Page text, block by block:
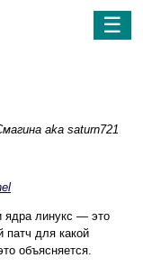
☰
aka saturn721
ядра линукс — это
патч для какой
объясняется.